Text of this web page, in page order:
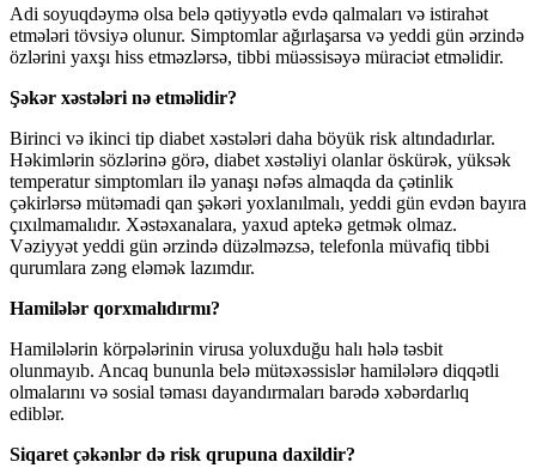
Adi soyuqdəymə olsa belə qətiyyətlə evdə qalmaları və istirahət
etmələri tövsiyə olunur. Simptomlar ağırlaşarsa və yeddi gün ərzində
özlərini yaxşı hiss etməzlərsə, tibbi müəssisəyə müraciət etməlidir.
Şəkər xəstələri nə etməlidir?
Birinci və ikinci tip diabet xəstələri daha böyük risk altındadırlar.
Həkimlərin sözlərinə görə, diabet xəstəliyi olanlar öskürək, yüksək
temperatur simptomları ilə yanaşı nəfəs almaqda da çətinlik
çəkirlərsə mütəmadi qan şəkəri yoxlanılmalı, yeddi gün evdən bayıra
çıxılmamalıdır. Xəstəxanalara, yaxud aptekə getmək olmaz.
Vəziyyət yeddi gün ərzində düzəlməzsə, telefonla müvafiq tibbi
qurumlara zəng eləmək lazımdır.
Hamilələr qorxmalıdırmı?
Hamilələrin körpələrinin virusa yoluxduğu halı hələ təsbit
olunmayıb. Ancaq bununla belə mütəxəssislər hamilələrə diqqətli
olmalarını və sosial təması dayandırmaları barədə xəbərdarlıq
ediblər.
Siqaret çəkənlər də risk qrupuna daxildir?